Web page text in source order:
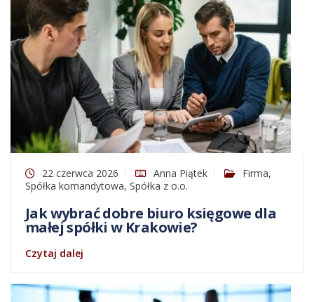
22 czerwca 2026 Anna Piątek Firma,
Spółka komandytowa, Spółka z o.o.
Jak wybrać dobre biuro księgowe dla
małej spółki w Krakowie?
Czytaj dalej